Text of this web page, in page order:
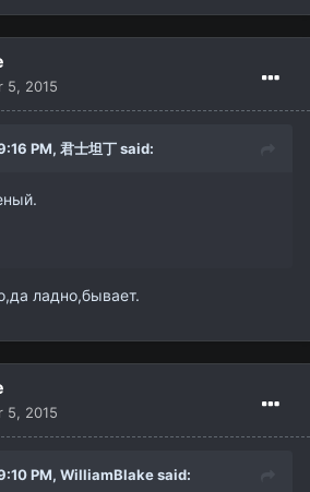
5, 2015
PM, 君士坦丁said:
ладно,бывает.
5, 2015
PM, WilliamBlakesaid: